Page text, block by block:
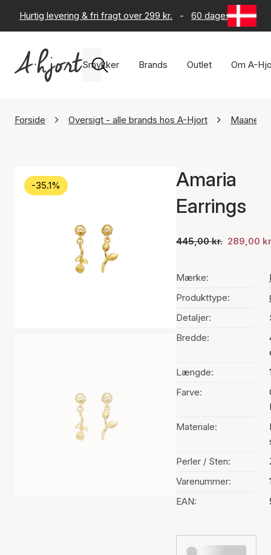
Hurtig levering & fri fragt over 299 kr. - 60 dages returret
Smykker Brands Outlet Om A-
Forside Oversigt - alle brands hos A-Hjort
-35.1%
Amaria
Earrings
445,00 kr. 289,00
Mærke:
Produkttype:
Detaljer:
Bredde:
Længde:
Farve:
Materiale:
Perler / Sten:
Varenummer:
EAN: